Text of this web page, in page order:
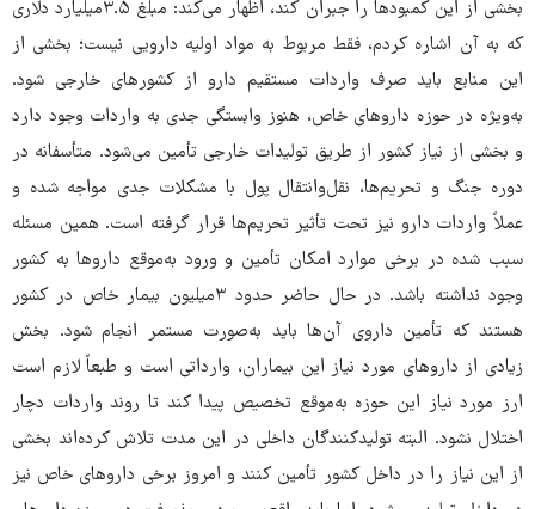
بخشی از این کمبودها را جبران کند، اظهار می‌کند: مبلغ ۳.۵میلیارد دلاری
که به آن اشاره کردم، فقط مربوط به مواد اولیه دارویی نیست؛ بخشی از
این منابع باید صرف واردات مستقیم دارو از کشورهای خارجی شود.
به‌ویژه در حوزه داروهای خاص، هنوز وابستگی جدی به واردات وجود دارد
و بخشی از نیاز کشور از طریق تولیدات خارجی تأمین می‌شود. متأسفانه در
دوره جنگ و تحریم‌ها، نقل‌وانتقال پول با مشکلات جدی مواجه شده و
عملاً واردات دارو نیز تحت تأثیر تحریم‌ها قرار گرفته است. همین مسئله
سبب شده در برخی موارد امکان تأمین و ورود به‌موقع داروها به کشور
وجود نداشته باشد. در حال حاضر حدود ۳میلیون بیمار خاص در کشور
هستند که تأمین داروی آن‌ها باید به‌صورت مستمر انجام شود. بخش
زیادی از داروهای مورد نیاز این بیماران، وارداتی است و طبعاً لازم است
ارز مورد نیاز این حوزه به‌موقع تخصیص پیدا کند تا روند واردات دچار
اختلال نشود. البته تولیدکنندگان داخلی در این مدت تلاش کرده‌اند بخشی
از این نیاز را در داخل کشور تأمین کنند و امروز برخی داروهای خاص نیز